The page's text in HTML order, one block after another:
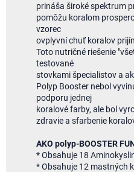
prináša široké spektrum
pomôžu koralom
vzorec
ovplyvní chuť koralov
Toto nutričné ​​riešenie
testované
stovkami špecialistov a
Polyp Booster nebol
podporu jednej
koralové farby, ale bol
zdravie a sfarbenie
AKO polyp-BOOSTER
* Obsahuje 18
* Obsahuje 12 mastných